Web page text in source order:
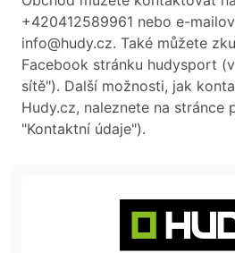
+420412589961 nebo e-
info@hudy.cz. Také můžete
Facebook stránku hudysport
sítě"). Další možnosti, jak
Hudy.cz, naleznete na stránce
"Kontaktní údaje").